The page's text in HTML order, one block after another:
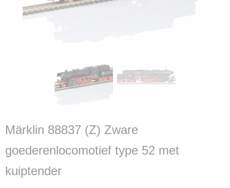
Märklin 88837 (Z) Zware
goederenlocomotief type 52 met
kuiptender